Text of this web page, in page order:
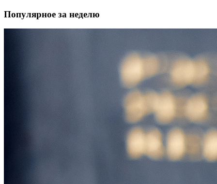
Популярное за неделю